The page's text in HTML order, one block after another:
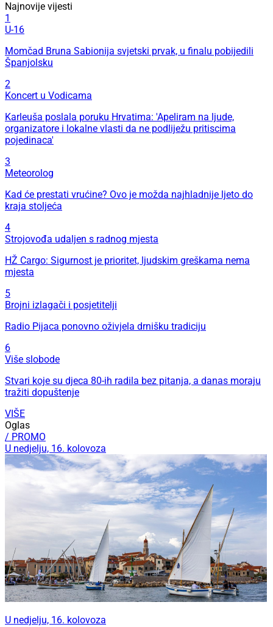
Najnovije vijesti
1
U-16
Momčad Bruna Sabionija svjetski prvak, u finalu pobijedili
Španjolsku
2
Koncert u Vodicama
Karleuša poslala poruku Hrvatima: 'Apeliram na ljude,
organizatore i lokalne vlasti da ne podliježu pritiscima
pojedinaca'
3
Meteorolog
Kad će prestati vrućine? Ovo je možda najhladnije ljeto do
kraja stoljeća
4
Strojovođa udaljen s radnog mjesta
HŽ Cargo: Sigurnost je prioritet, ljudskim greškama nema
mjesta
5
Brojni izlagači i posjetitelji
Radio Pijaca ponovno oživjela drnišku tradiciju
6
Više slobode
Stvari koje su djeca 80-ih radila bez pitanja, a danas moraju
tražiti dopuštenje
VIŠE
Oglas
/ PROMO
U nedjelju, 16. kolovoza
U nedjelju, 16. kolovoza